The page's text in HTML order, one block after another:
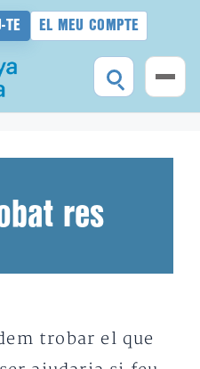
TE EL MEU COMPTE
res
trobar el que